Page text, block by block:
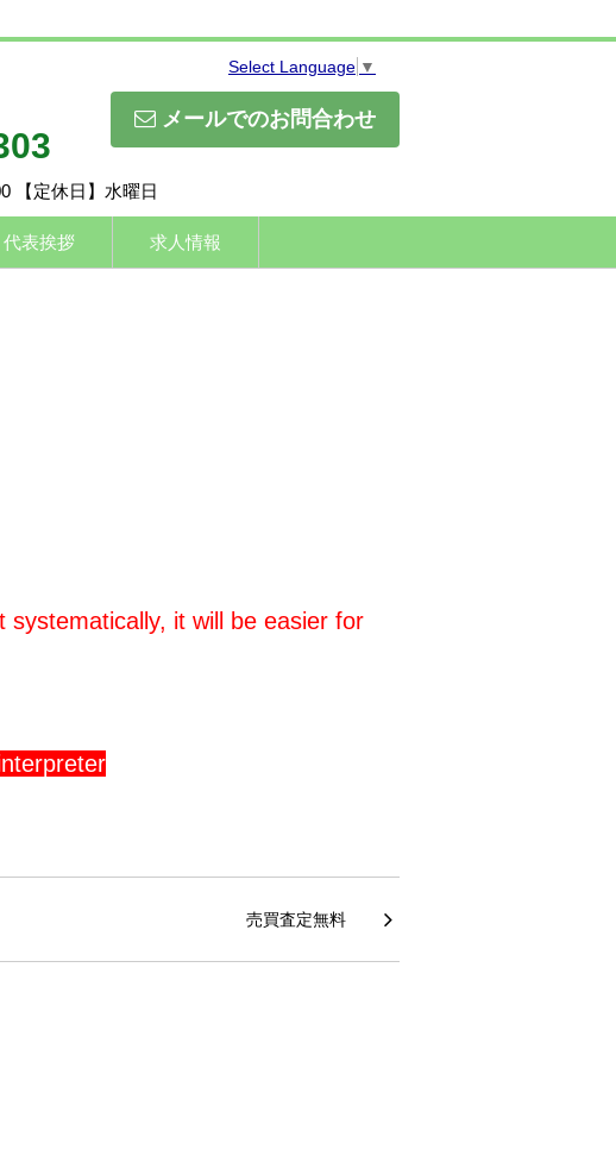
Select Language ▼
メールでのお問合わせ
【定休日】水曜日
代表挨拶 求人情報
it will be easier for
売買査定無料